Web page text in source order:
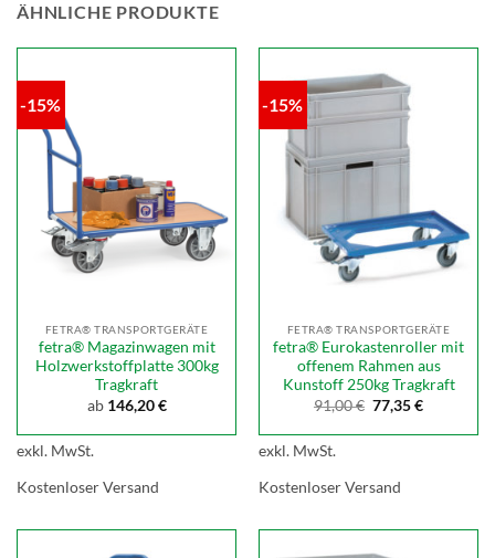
ÄHNLICHE PRODUKTE
-15%
FETRA® TRANSPORTGERÄTE
fetra® Magazinwagen mit
Holzwerkstoffplatte 300kg
Tragkraft
ab 146,20€
exkl. MwSt.
Kostenloser Versand
-15%
FETRA® TRANSPORTGERÄTE
fetra® Eurokastenroller mit
offenem Rahmen aus
Kunstoff 250kg Tragkraft
91,00€ Ursprünglicher
Preis
war:
77,35€Aktueller
ist:
exkl. MwSt.
Kostenloser Versand